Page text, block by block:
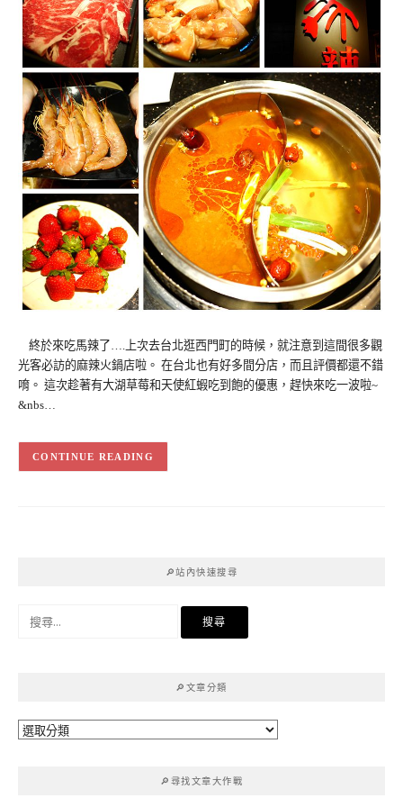
終於來吃馬辣了….上次去台北逛西門町的時候，就注意到這間很多觀
光客必訪的麻辣火鍋店啦。 在台北也有好多間分店，而且評價都還不錯
唷。 這次趁著有大湖草莓和天使紅蝦吃到飽的優惠，趕快來吃一波啦~
&nbs…
CONTINUE READING
🔎站內快速搜尋
🔎文章分類
🔎
🔎尋找文章大作戰